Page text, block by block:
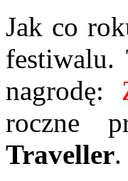
Jak co
festiwalu.
nagrodę:
roczne
Traveller.